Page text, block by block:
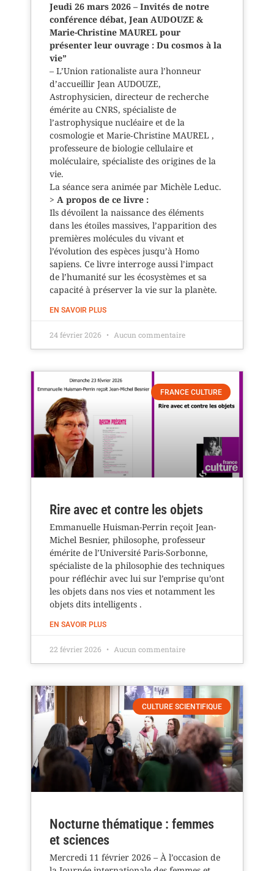
Jeudi 26 mars 2026 – Invités de notre
conférence débat, Jean AUDOUZE &
Marie-Christine MAUREL pour
présenter leur ouvrage : Du cosmos à la
vie”
– L’Union rationaliste aura l’honneur
d’accueillir Jean AUDOUZE,
Astrophysicien, directeur de recherche
émérite au CNRS, spécialiste de
l’astrophysique nucléaire et de la
cosmologie et Marie‑Christine MAUREL ,
professeure de biologie cellulaire et
moléculaire, spécialiste des origines de la
vie.
La séance sera animée par Michèle Leduc.
> A propos de ce livre :
Ils dévoilent la naissance des éléments
dans les étoiles massives, l’apparition des
premières molécules du vivant et
l’évolution des espèces jusqu’à Homo
sapiens. Ce livre interroge aussi l’impact
de l’humanité sur les écosystèmes et sa
capacité à préserver la vie sur la planète.
EN SAVOIR PLUS
24 février 2026 Aucun commentaire
FRANCE CULTURE
Rire avec et contre les objets
Emmanuelle Huisman-Perrin reçoit Jean-
Michel Besnier, philosophe, professeur
émérite de l’Université Paris-Sorbonne,
spécialiste de la philosophie des techniques
pour réfléchir avec lui sur l’emprise qu’ont
les objets dans nos vies et notamment les
objets dits intelligents .
EN SAVOIR PLUS
22 février 2026 Aucun commentaire
CULTURE SCIENTIFIQUE
Nocturne thématique : femmes
et sciences
Mercredi 11 février 2026 – À l’occasion de